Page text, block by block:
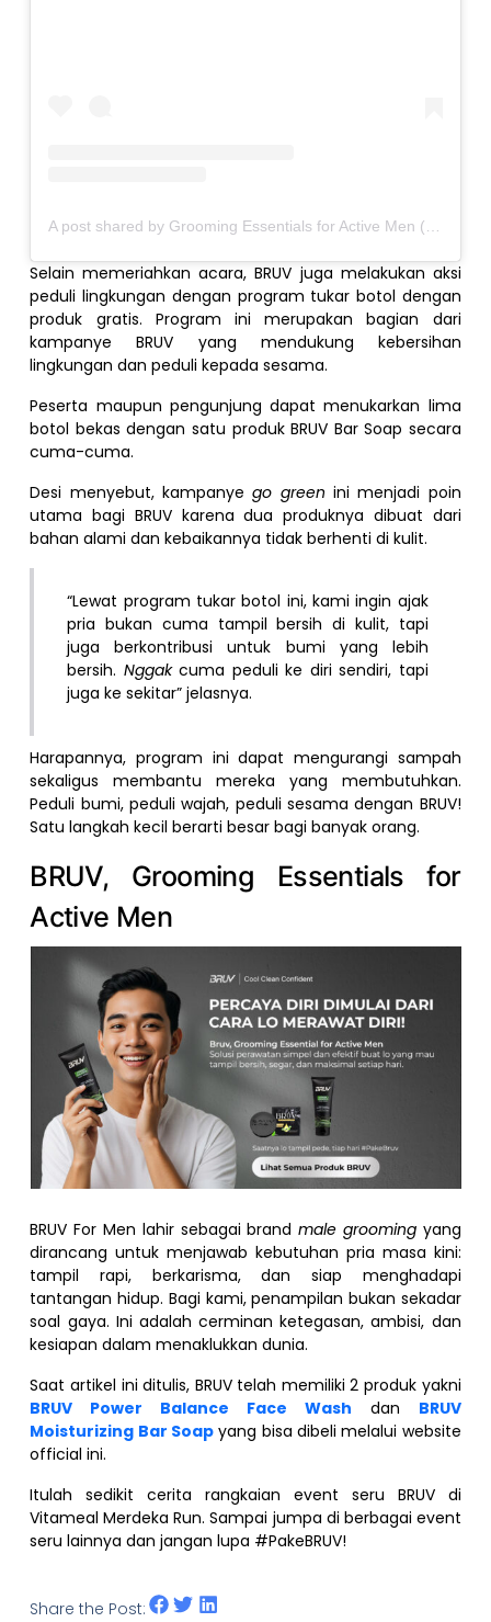
Selain memeriahkan acara, BRUV juga melakukan aksi
peduli lingkungan dengan program tukar botol dengan
produk gratis. Program ini merupakan bagian dari
kampanye BRUV yang mendukung kebersihan
lingkungan dan peduli kepada sesama.
Peserta maupun pengunjung dapat menukarkan lima
botol bekas dengan satu produk BRUV Bar Soap secara
cuma-cuma.
Desi menyebut, kampanyego green ini menjadi poin
utama bagi BRUV karena dua produknya dibuat dari
bahan alami dan kebaikannya tidak berhenti di kulit.
“Lewat program tukar botol ini, kami ingin ajak
pria bukan cuma tampil bersih di kulit, tapi
juga berkontribusi untuk bumi yang lebih
bersih. Nggakcuma peduli ke diri sendiri, tapi
juga ke sekitar” jelasnya.
Harapannya, program ini dapat mengurangi sampah
sekaligus membantu mereka yang membutuhkan.
Peduli bumi, peduli wajah, peduli sesama dengan BRUV!
Satu langkah kecil berarti besar bagi banyak orang.
BRUV, Grooming Essentials for
Active Men
BRUV For Men lahir sebagai brandmale groomingyang
dirancang untuk menjawab kebutuhan pria masa kini:
tampil rapi, berkarisma, dan siap menghadapi
tantangan hidup. Bagi kami, penampilan bukan sekadar
soal gaya. Ini adalah cerminan ketegasan, ambisi, dan
kesiapan dalam menaklukkan dunia.
Saat artikel ini ditulis, BRUV telah memiliki 2 produk yakni
BRUV Power Balance Face Wash dan BRUV
Moisturizing Bar Soap yang bisa dibeli melalui website
official ini.
Itulah sedikit cerita rangkaian event seru BRUV di
Vitameal Merdeka Run. Sampai jumpa di berbagai event
seru lainnya dan jangan lupa #PakeBRUV!
Share the Post: